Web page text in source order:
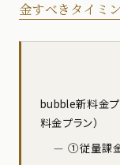
金すべきタイミ
bubble新料金
料金プラン）
①従量課